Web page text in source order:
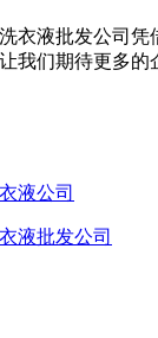
液批发公司凭借
我们期待更多
液公司
液批发公司